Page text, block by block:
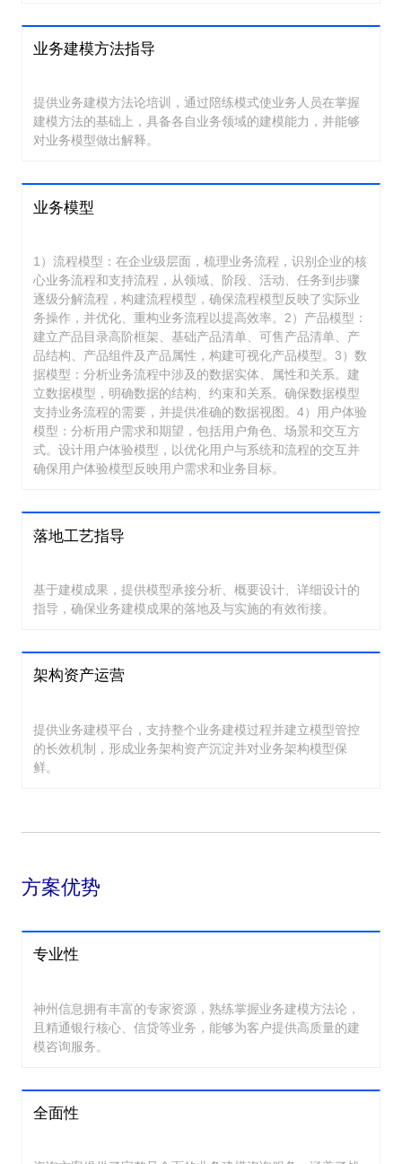
业务建模方法指导
提供业务建模方法论培训，通过陪练模式使业务人员在掌握
建模方法的基础上，具备各自业务领域的建模能力，并能够
对业务模型做出解释。
业务模型
1）流程模型：在企业级层面，梳理业务流程，识别企业的核
心业务流程和支持流程，从领域、阶段、活动、任务到步骤
逐级分解流程，构建流程模型，确保流程模型反映了实际业
务操作，并优化、重构业务流程以提高效率。2）产品模型：
建立产品目录高阶框架、基础产品清单、可售产品清单、产
品结构、产品组件及产品属性，构建可视化产品模型。3）数
据模型：分析业务流程中涉及的数据实体、属性和关系。建
立数据模型，明确数据的结构、约束和关系。确保数据模型
支持业务流程的需要，并提供准确的数据视图。4）用户体验
模型：分析用户需求和期望，包括用户角色、场景和交互方
式。设计用户体验模型，以优化用户与系统和流程的交互并
确保用户体验模型反映用户需求和业务目标。
落地工艺指导
基于建模成果，提供模型承接分析、概要设计、详细设计的
指导，确保业务建模成果的落地及与实施的有效衔接。
架构资产运营
提供业务建模平台，支持整个业务建模过程并建立模型管控
的长效机制，形成业务架构资产沉淀并对业务架构模型保
鲜。
方案优势
专业性
神州信息拥有丰富的专家资源，熟练掌握业务建模方法论，
且精通银行核心、信贷等业务，能够为客户提供高质量的建
模咨询服务。
全面性